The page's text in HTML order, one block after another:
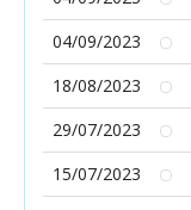
04/09/2023
18/08/2023
29/07/2023
15/07/2023